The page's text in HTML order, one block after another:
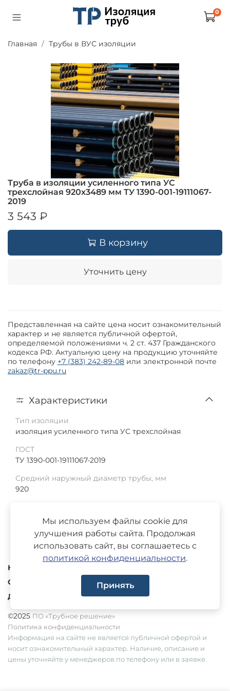
0
Главная Трубы в ВУС изоляции
Труба в изоляции усиленного типа УС
трехслойная 920х3489 мм ТУ 1390-001-19111067-
2019
3 543 ₽
В корзину
Уточнить цену
Представленная на сайте цена носит ознакомительный
характер и не является публичной офертой,
определяемой положениями ч. 2 ст. 437 Гражданского
кодекса РФ. Актуальную цену на продукцию уточняйте
по телефону +7 (383) 242-89-08 или электронной почте
zakaz@tr-ppu.ru
Характеристики
Тип изоляции
изоляция усиленного типа УС трехслойная
ГОСТ
ТУ 1390-001-19111067-2019
Средний наружный диаметр трубы, мм
920
Каталог
О компании
Доставка
©2025 ПО «Трубное решение»
Политика конфиденциальности
Информация на сайте не является публичной офертой и
носит ознакомительный характер. Наличие, описание и
цены уточняйте у менеджеров по телефону или в заявке.
Мы используем файлы cookie для
улучшения работы сайта. Продолжая
использовать сайт, вы соглашаетесь с
политикой конфиденциальности.
Принять